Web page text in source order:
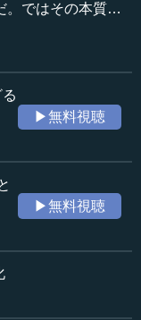
。ではその本質は
グ研究所所長で東
誰でも参加可能
してIoTの本質であ
ミング
。訳すと「モノ
さんあります。
▶無料視聴
▶無料視聴